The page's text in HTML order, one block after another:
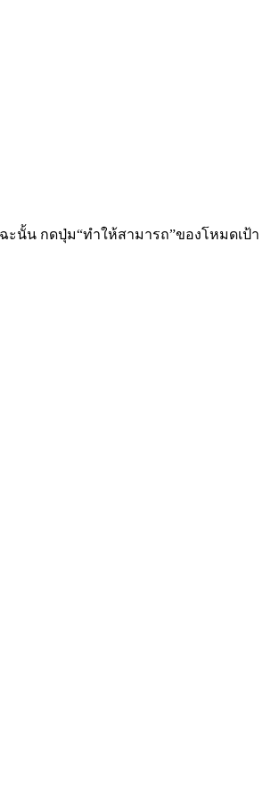
ฉะนั้น กดปุ่ม“ทำให้สามารถ”ของโหมดเป้า